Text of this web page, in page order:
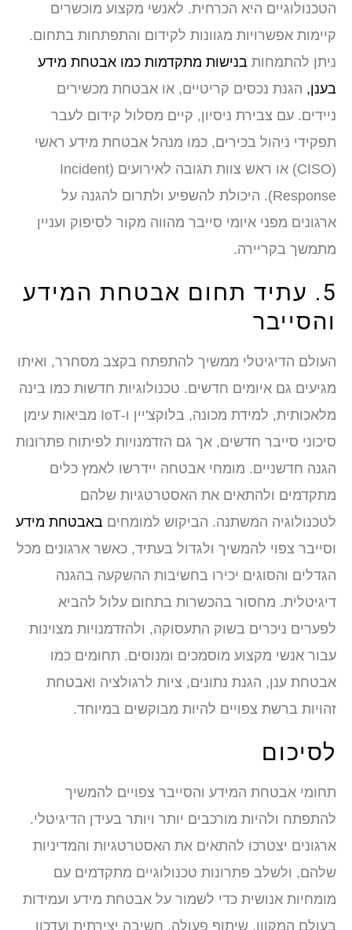
הטכנולוגיים היא הכרחית. לאנשי מקצוע מוכשרים
קיימות אפשרויות מגוונות לקידום והתפתחות בתחום.
ניתן להתמחותבנישות מתקדמות כמו אבטחת מידע
בענן,הגנת נכסים קריטיים, או אבטחת מכשירים
ניידים. עם צבירת ניסיון, קיים מסלול קידום לעבר
תפקידי ניהול בכירים, כמו מנהל אבטחת מידע ראשי
(CISO) או ראש צוות תגובה לאירועים (Incident
Response). היכולת להשפיע ולתרום להגנה על
ארגונים מפני איומי סייבר מהווה מקור לסיפוק ועניין
מתמשך בקריירה.
5. עתיד תחום אבטחת המידע
והסייבר
העולם הדיגיטלי ממשיך להתפתח בקצב מסחרר, ואיתו
מגיעים גם איומים חדשים. טכנולוגיות חדשות כמו בינה
מלאכותית, למידת מכונה, בלוקצ'יין ו-IoT מביאות עימן
סיכוני סייבר חדשים, אך גם הזדמנויות לפיתוח פתרונות
הגנה חדשניים. מומחי אבטחה יידרשו לאמץ כלים
מתקדמים ולהתאים את האסטרטגיות שלהם
לטכנולוגיה המשתנה. הביקוש למומחיםבאבטחת מידע
וסייבר צפוי להמשיך ולגדול בעתיד, כאשר ארגונים מכל
הגדלים והסוגים יכירו בחשיבות ההשקעה בהגנה
דיגיטלית. מחסור בהכשרות בתחום עלול להביא
לפערים ניכרים בשוק התעסוקה, ולהזדמנויות מצוינות
עבור אנשי מקצוע מוסמכים ומנוסים. תחומים כמו
אבטחת ענן, הגנת נתונים, ציות לרגולציה ואבטחת
זהויות ברשת צפויים להיות מבוקשים במיוחד.
לסיכום
תחומי אבטחת המידע והסייבר צפויים להמשיך
להתפתח ולהיות מורכבים יותר ויותר בעידן הדיגיטלי.
ארגונים יצטרכו להתאים את האסטרטגיות והמדיניות
שלהם, ולשלב פתרונות טכנולוגיים מתקדמים עם
מומחיות אנושית כדי לשמור על אבטחת מידע ועמידות
בעולם המקוון. שיתוף פעולה, חשיבה יצירתית ועדכון